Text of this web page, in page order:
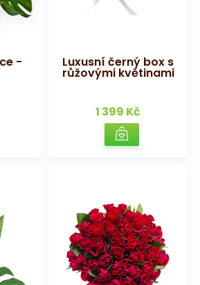
- Luxusní černý box s
růžovými květinami
1 399 Kč